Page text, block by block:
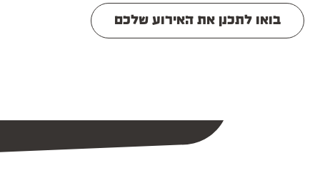
בואו לתכנן את האירוע שלכם